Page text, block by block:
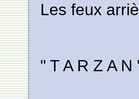
Les feux
" T A R Z A